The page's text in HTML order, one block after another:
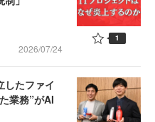
2026/07/24
1
したファイ
業務”がAI